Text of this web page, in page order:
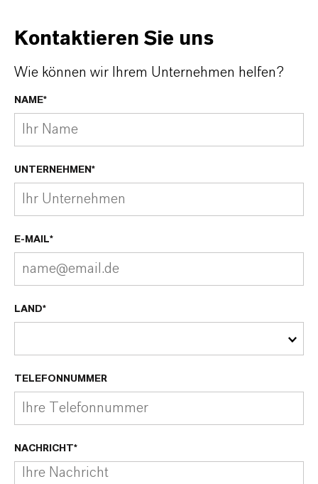
Kontaktieren Sie uns
Wie können wir Ihrem Unternehmen helfen?
NAME*
UNTERNEHMEN*
E-MAIL*
LAND*
TELEFONNUMMER
NACHRICHT*